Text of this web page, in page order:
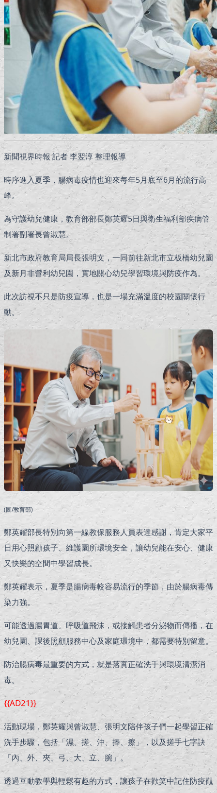
新聞視界時報 記者 李翌淳 整理報導
時序進入夏季，腸病毒疫情也迎來每年5月底至6月的流行高
峰。
為守護幼兒健康，教育部部長鄭英耀5日與衛生福利部疾病管
制署副署長曾淑慧。
新北市政府教育局局長張明文，一同前往新北市立板橋幼兒園
及新月非營利幼兒園，實地關心幼兒學習環境與防疫作為。
此次訪視不只是防疫宣導，也是一場充滿溫度的校園關懷行
動。
(圖/教育部)
鄭英耀部長特別向第一線教保服務人員表達感謝，肯定大家平
日用心照顧孩子、維護園所環境安全，讓幼兒能在安心、健康
又快樂的空間中學習成長。
鄭英耀表示，夏季是腸病毒較容易流行的季節，由於腸病毒傳
染力強。
可能透過腸胃道、呼吸道飛沫，或接觸患者分泌物而傳播，在
幼兒園、課後照顧服務中心及家庭環境中，都需要特別留意。
防治腸病毒最重要的方式，就是落實正確洗手與環境清潔消
毒。
{{AD21}}
活動現場，鄭英耀與曾淑慧、張明文陪伴孩子們一起學習正確
洗手步驟，包括「濕、搓、沖、捧、擦」，以及搓手七字訣
「內、外、夾、弓、大、立、腕」。
透過互動教學與輕鬆有趣的方式，讓孩子在歡笑中記住防疫觀